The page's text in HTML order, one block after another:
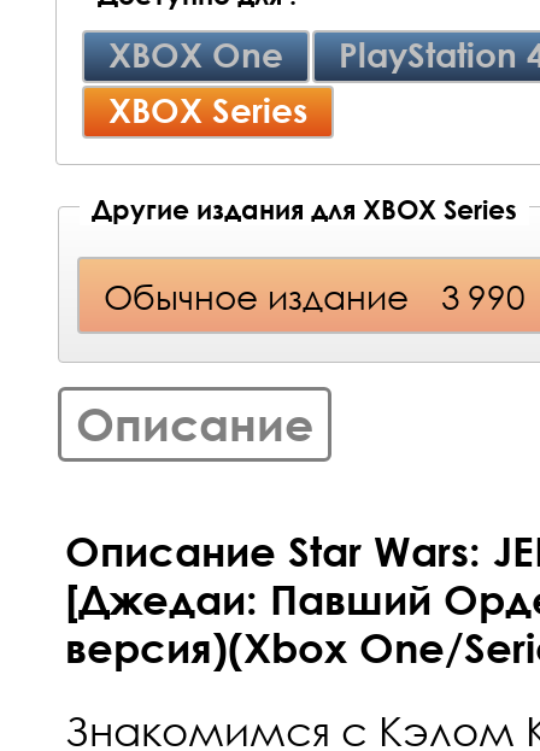
XBOX One
PlayStation
XBOX Series
Другие издания для XBOX Series
Обычное издание 3 990
Описание
Описание Star Wars:
[Джедаи: Павший
версия)(Xbox One/
Знакомимся с Кэлом